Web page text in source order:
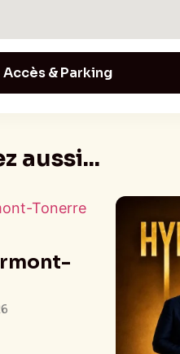
Accès & Parking
aussi...